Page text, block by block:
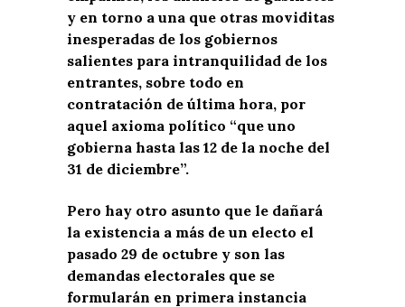
y en torno a una que otras moviditas
inesperadas de los gobiernos
salientes para intranquilidad de los
entrantes, sobre todo en
contratación de última hora, por
aquel axioma político “que uno
gobierna hasta las 12 de la noche del
31 de diciembre”.
Pero hay otro asunto que le dañará
la existencia a más de un electo el
pasado 29 de octubre y son las
demandas electorales que se
formularán en primera instancia